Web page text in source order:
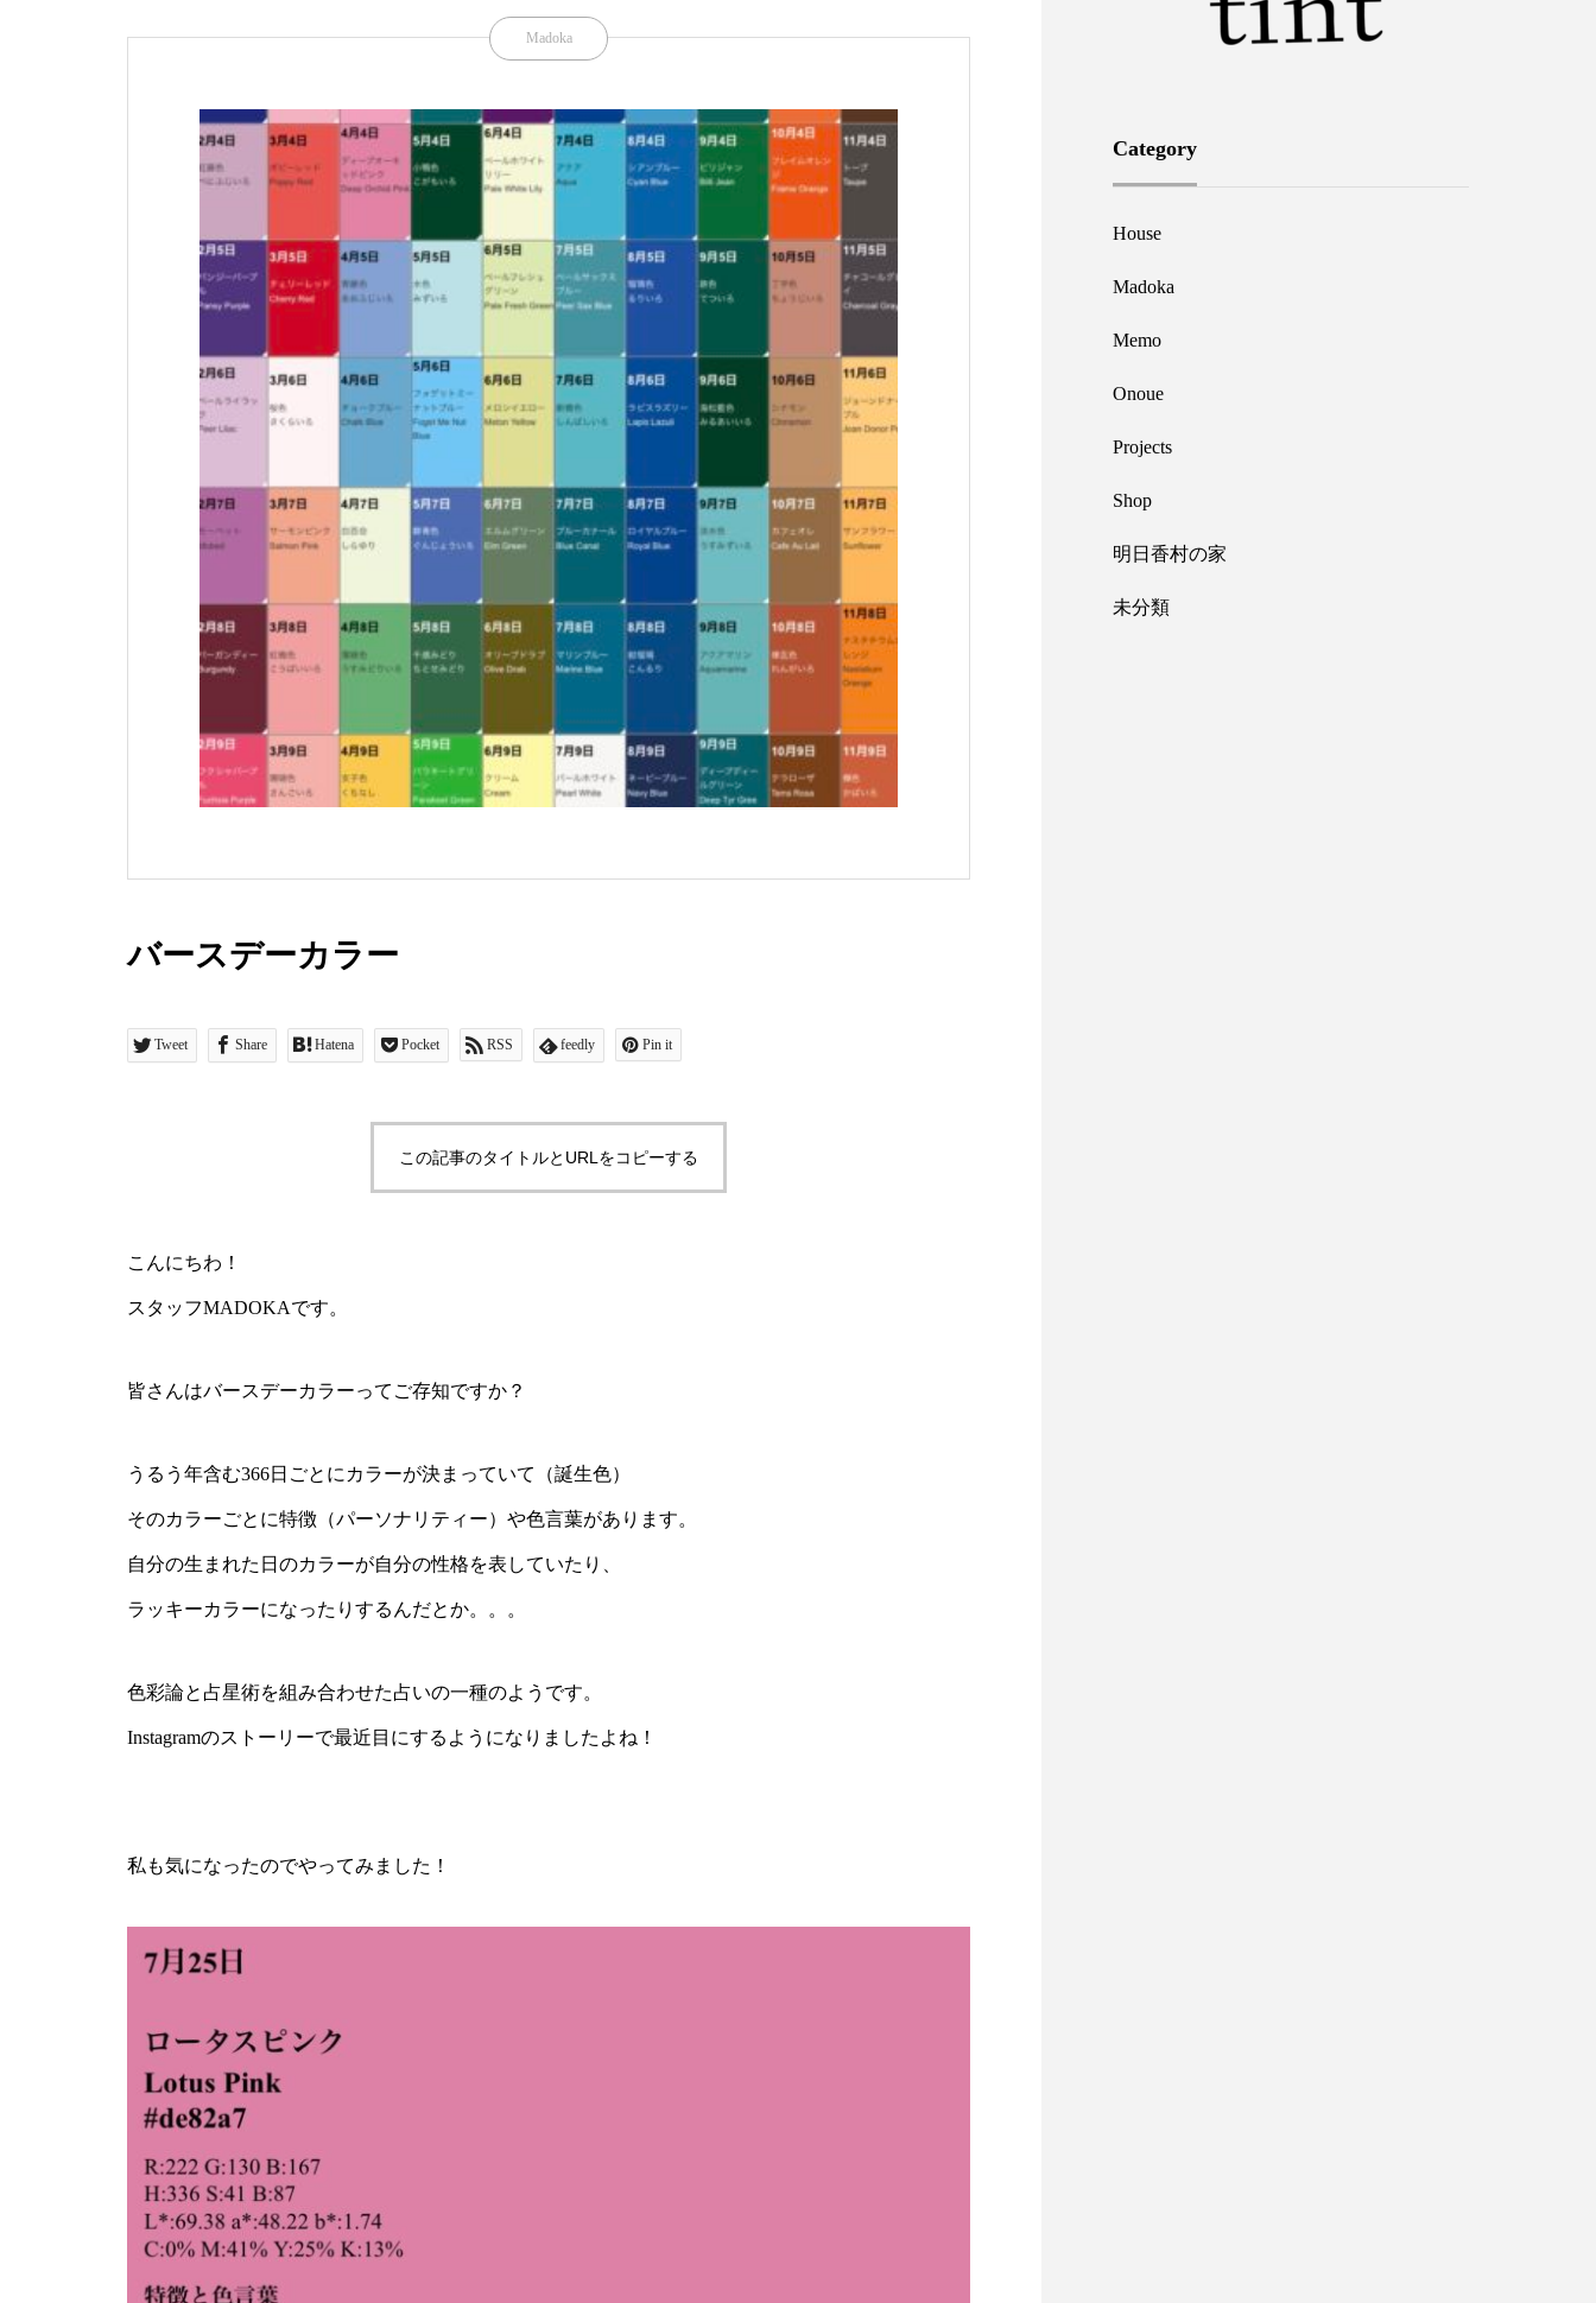
Madoka
バースデーカラー
Tweet Share Hatena Pocket RSS feedly Pin it
この記事のタイトルとURLをコピーする
こんにちわ！
スタッフMADOKAです。
皆さんはバースデーカラーってご存知ですか？
うるう年含む366日ごとにカラーが決まっていて（誕生色）
そのカラーごとに特徴（パーソナリティー）や色言葉があります。
自分の生まれた日のカラーが自分の性格を表していたり、
ラッキーカラーになったりするんだとか。。。
色彩論と占星術を組み合わせた占いの一種のようです。
Instagramのストーリーで最近目にするようになりましたよね！
私も気になったのでやってみました！
Category
House
Madoka
Memo
Onoue
Projects
Shop
明日香村の家
未分類